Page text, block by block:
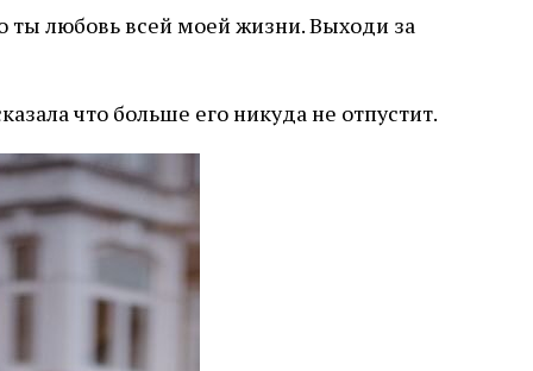
ты любовь всей моей жизни. Выходи за
что больше его никуда не отпустит.